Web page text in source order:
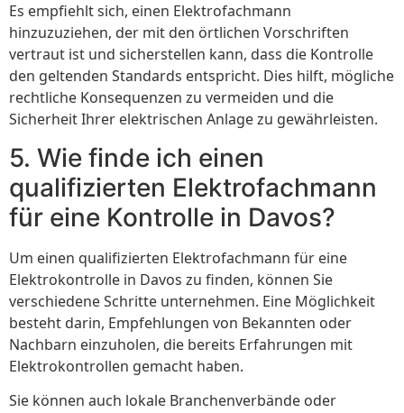
Es empfiehlt sich, einen Elektrofachmann
hinzuzuziehen, der mit den örtlichen Vorschriften
vertraut ist und sicherstellen kann, dass die Kontrolle
den geltenden Standards entspricht. Dies hilft, mögliche
rechtliche Konsequenzen zu vermeiden und die
Sicherheit Ihrer elektrischen Anlage zu gewährleisten.
5. Wie finde ich einen
qualifizierten Elektrofachmann
für eine Kontrolle in Davos?
Um einen qualifizierten Elektrofachmann für eine
Elektrokontrolle in Davos zu finden, können Sie
verschiedene Schritte unternehmen. Eine Möglichkeit
besteht darin, Empfehlungen von Bekannten oder
Nachbarn einzuholen, die bereits Erfahrungen mit
Elektrokontrollen gemacht haben.
Sie können auch lokale Branchenverbände oder